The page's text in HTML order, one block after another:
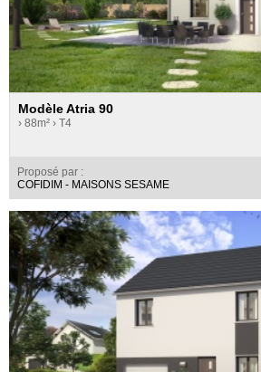
Modèle Atria 90
› 88m² › T4
Proposé par :
COFIDIM - MAISONS SESAME